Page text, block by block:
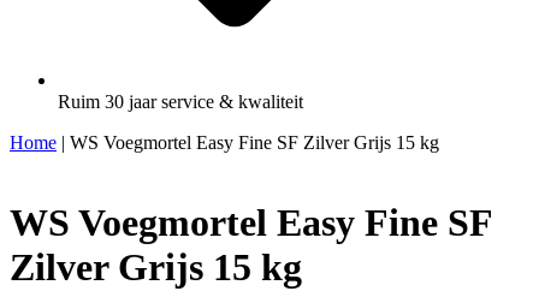
Ruim 30 jaar service & kwaliteit
Home | WS Voegmortel Easy Fine SF Zilver Grijs 15 kg
WS Voegmortel Easy Fine SF
Zilver Grijs 15 kg